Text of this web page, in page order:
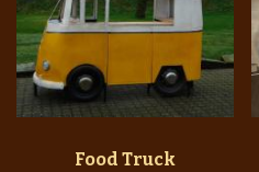
Food Truck